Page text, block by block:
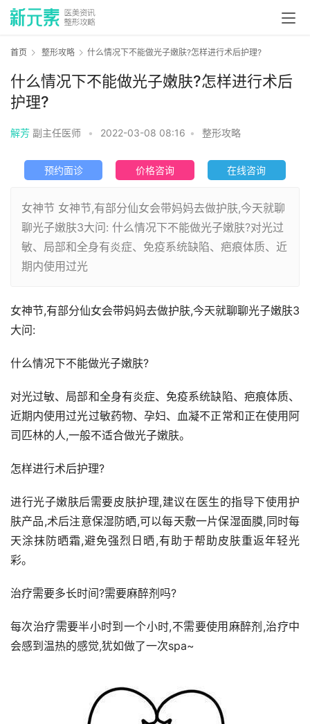
首页 整形攻略 什么情况下不能做光子嫩肤?怎样进行术后护理?
什么情况下不能做光子嫩肤?怎样进行术后
护理?
解芳 副主任医师 • 2022-03-08 08:16 • 整形攻略
预约面诊 价格咨询 在线咨询
女神节 女神节,有部分仙女会带妈妈去做护肤,今天就聊
聊光子嫩肤3大问: 什么情况下不能做光子嫩肤?对光过
敏、局部和全身有炎症、免疫系统缺陷、疤痕体质、近
期内使用过光
女神节,有部分仙女会带妈妈去做护肤,今天就聊聊光子嫩肤3
大问:
什么情况下不能做光子嫩肤?
对光过敏、局部和全身有炎症、免疫系统缺陷、疤痕体质、
近期内使用过光过敏药物、孕妇、血凝不正常和正在使用阿
司匹林的人,一般不适合做光子嫩肤。
怎样进行术后护理?
进行光子嫩肤后需要皮肤护理,建议在医生的指导下使用护
肤产品,术后注意保湿防晒,可以每天敷一片保湿面膜,同时每
天涂抹防晒霜,避免强烈日晒,有助于帮助皮肤重返年轻光
彩。
治疗需要多长时间?需要麻醉剂吗?
每次治疗需要半小时到一个小时,不需要使用麻醉剂,治疗中
会感到温热的感觉,犹如做了一次spa~